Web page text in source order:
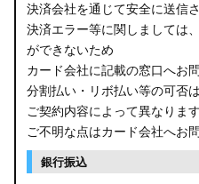
決済会社を通じて安全に送信さ
決済エラー等に関しましては
ができないため
カード会社に記載の窓口へお
分割払い・リボ払い等の可否
ご契約内容によって異なります
ご不明な点はカード会社へお
銀行振込